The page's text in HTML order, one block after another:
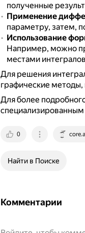
полученные
Применение
параметру, затем,
Использование
Например, можно
местами
Для решения
графические методы,
Для более
0
Найти в Поиске
Комментарии